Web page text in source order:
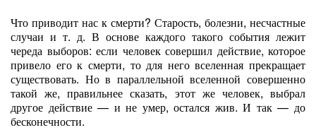
Что приводит нас к смерти? Старость, болезни, несчастные
случаи и т. д. В основе каждого такого события лежит
череда выборов: если человек совершил действие, которое
привело его к смерти, то для него вселенная прекращает
существовать. Но в параллельной вселенной совершенно
такой же, правильнее сказать, этот же человек, выбрал
другое действие — и не умер, остался жив. И так — до
бесконечности.